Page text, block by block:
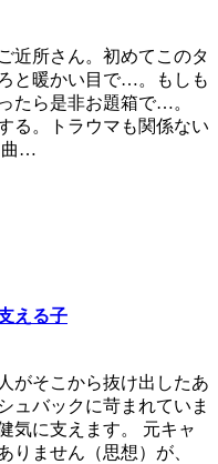
近所さん。初めてこのタ
と暖かい目で…。もしも
たら是非お題箱で…。
る。トラウマも関係ない
曲…
える子
がそこから抜け出したあ
ュバックに苛まれていま
気に支えます。 元キャ
りません（思想）が、